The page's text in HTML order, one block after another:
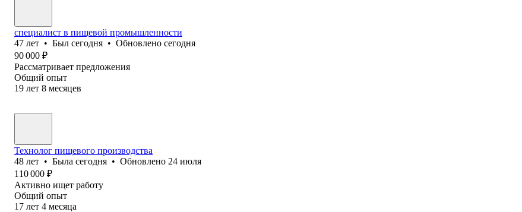
специалист в пищевой промышленности
47 лет • Был сегодня • Обновлено сегодня
90 000 ₽
Рассматривает предложения
Общий опыт
19 лет 8 месяцев
Технолог пищевого производства
48 лет • Была сегодня • Обновлено 24 июля
110 000 ₽
Активно ищет работу
Общий опыт
17 лет 4 месяца